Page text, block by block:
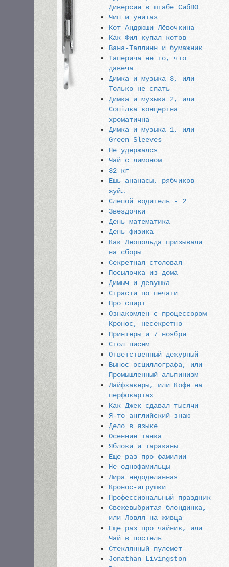
Диверсия в штабе СибВО
Чип и унитаз
Кот Андрюши Лёвочкина
Как Фил купал котов
Вана-Таллинн и бумажник
Таперича не то, что
давеча
Димка и музыка 3, или
Только не спать
Димка и музыка 2, или
Сопiлка концертна
хроматична
Димка и музыка 1, или
Green Sleeves
Не удержался
Чай с лимоном
32 кг
Ешь ананасы, рябчиков
жуй…
Слепой водитель - 2
Звёздочки
День математика
День физика
Как Леопольда призывали
на сборы
Секретная столовая
Посылочка из дома
Димыч и девушка
Страсти по печати
Про спирт
Ознакомлен с процессором
Кронос, несекретно
Принтеры и 7 ноября
Стол писем
Ответственный дежурный
Вынос осциллографа, или
Промышленный альпинизм
Лайфхакеры, или Кофе на
перфокартах
Как Джек сдавал тысячи
Я-то английский знаю
Дело в языке
Осенние танка
Яблоки и тараканы
Еще раз про фамилии
Не однофамильцы
Лира недоделанная
Кронос-игрушки
Профессиональный праздник
Свежевыбритая блондинка,
или Ловля на живца
Еще раз про чайник, или
Чай в постель
Стеклянный пулемет
Jonathan Livingston